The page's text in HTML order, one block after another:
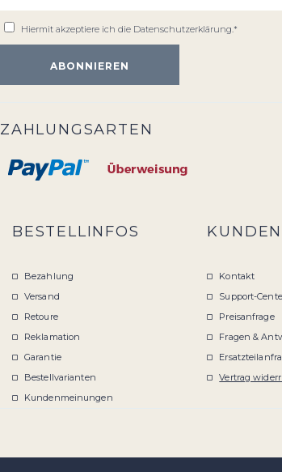
Hiermit akzeptiere ich die Datenschutzerklärung.*
ZAHLUNGSARTEN
BESTELLINFOS
Bezahlung
Versand
Retoure
Reklamation
Garantie
Bestellvarianten
Kundenmeinungen
Kontakt
Support-
Preisanfrage
Fragen &
Vertrag